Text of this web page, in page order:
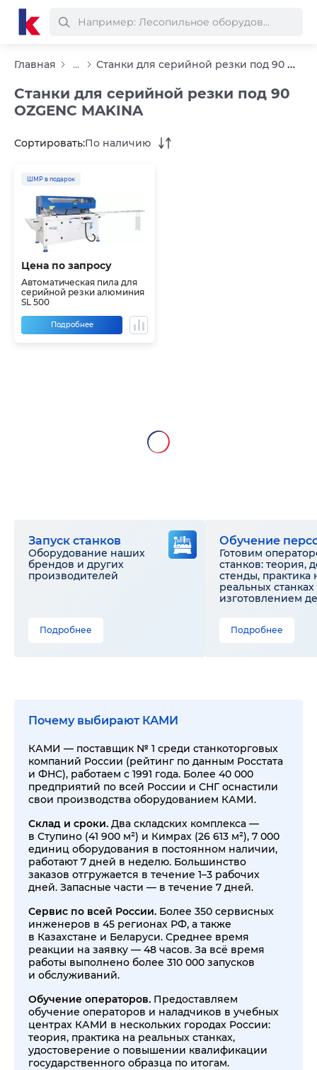
Главная ... Станки для серийной резки под 90 OZGENC MAKINA
Станки для серийной резки под 90
OZGENC MAKINA
Сортировать:По наличию
ШМР в подарок
Цена по запросу
Автоматическая пила для
серийной резки алюминия
SL 500
Подробнее
Запуск станков
Оборудование наших
брендов и других
производителей
Подробнее
Обучение
Готовим
станков: теория,
стенды, практика
реальных станках
изготовлением
Подробнее
Почему выбирают КАМИ
КАМИ — поставщик № 1 среди станкоторговых
компаний России (рейтинг по данным Росстата
и ФНС), работаем с 1991 года. Более 40 000
предприятий по всей России и СНГ оснастили
свои производства оборудованием КАМИ.
Склад и сроки. Два складских комплекса —
в Ступино (41 900 м²) и Кимрах (26 613 м²), 7 000
единиц оборудования в постоянном наличии,
работают 7 дней в неделю. Большинство
заказов отгружается в течение 1–3 рабочих
дней. Запасные части — в течение 7 дней.
Сервис по всей России. Более 350 сервисных
инженеров в 45 регионах РФ, а также
в Казахстане и Беларуси. Среднее время
реакции на заявку — 48 часов. За всё время
работы выполнено более 310 000 запусков
и обслуживаний.
Обучение операторов. Предоставляем
обучение операторов и наладчиков в учебных
центрах КАМИ в нескольких городах России:
теория, практика на реальных станках,
удостоверение о повышении квалификации
государственного образца по итогам.